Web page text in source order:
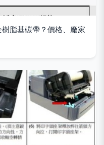
脂基碳帶？價格、廠家